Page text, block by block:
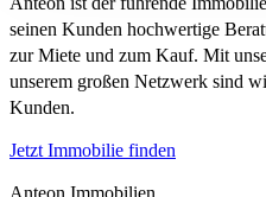
seinen Kunden hochwertige
zur Miete und zum Kauf. Mit
unserem großen Netzwerk sind
Kunden.
Jetzt Immobilie finden